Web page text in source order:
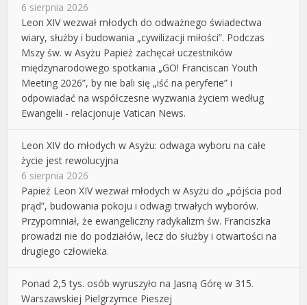
6 sierpnia 2026
Leon XIV wezwał młodych do odważnego świadectwa
wiary, służby i budowania „cywilizacji miłości”. Podczas
Mszy św. w Asyżu Papież zachęcał uczestników
międzynarodowego spotkania „GO! Franciscan Youth
Meeting 2026”, by nie bali się „iść na peryferie” i
odpowiadać na współczesne wyzwania życiem według
Ewangelii - relacjonuje Vatican News.
Leon XIV do młodych w Asyżu: odwaga wyboru na całe
życie jest rewolucyjna
6 sierpnia 2026
Papież Leon XIV wezwał młodych w Asyżu do „pójścia pod
prąd”, budowania pokoju i odwagi trwałych wyborów.
Przypomniał, że ewangeliczny radykalizm św. Franciszka
prowadzi nie do podziałów, lecz do służby i otwartości na
drugiego człowieka.
Ponad 2,5 tys. osób wyruszyło na Jasną Górę w 315.
Warszawskiej Pielgrzymce Pieszej